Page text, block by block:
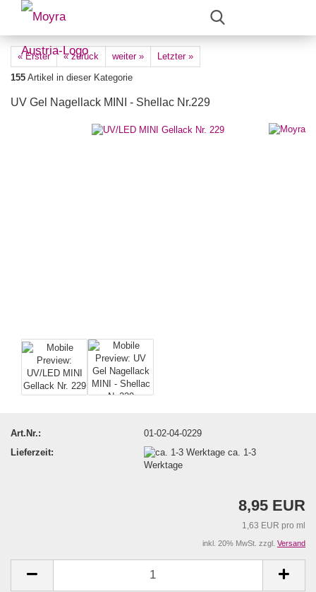
« Erster « zurück weiter »
Letzter »
155 Artikel in dieser Kategorie
UV Gel Nagellack MINI - Shellac Nr.229
Art.Nr.:
01-02-04-0229
Lieferzeit:
ca. 1-3
Werktage
8,95 EUR
1,63 EUR pro ml
inkl. 20% MwSt. zzgl. Versand